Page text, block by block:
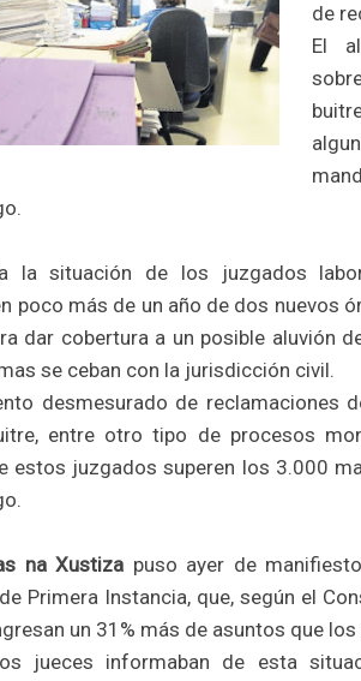
de
El
la situación de los juzgados
poco más de un año de dos nuevos
dar cobertura a un posible aluvión
se ceban con la jurisdicción civil.
desmesurado de reclamaciones
entre otro tipo de procesos
estos juzgados superen los 3.000
na Xustiza puso ayer de
Primera Instancia, que, según el
un 31% más de asuntos que
jueces informaban de esta